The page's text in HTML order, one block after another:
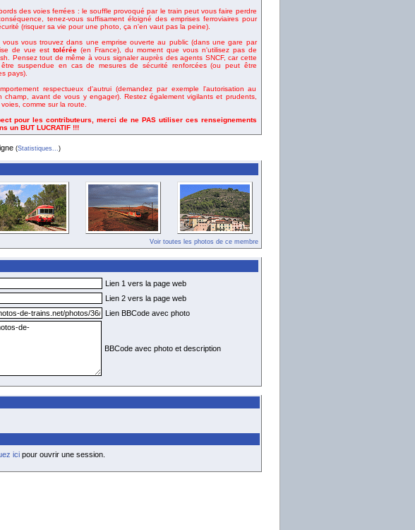
des voies ferrées : le souffle provoqué par le train peut vous faire perdre
tenez-vous suffisament éloigné des emprises ferroviaires pour
(risquer sa vie pour une photo, ça n'en vaut pas la peine).
vous trouvez dans une emprise ouverte au public (dans une gare par
de vue est tolérée(en France), du moment que vous n'utilisez pas de
Pensez tout de même à vous signaler auprès des agents SNCF, car cette
suspendue en cas de mesures de sécurité renforcées (ou peut être
pays).
respectueux d'autrui (demandez par exemple l'autorisation au
champ, avant de vous y engager). Restez également vigilants et prudents,
comme sur la route.
pour les contributeurs, merci de ne PAS utiliser ces renseignements
un BUT LUCRATIF !!!
(Statistiques...)
Voir toutes les photos de ce membre
Lien 1 vers la page web
Lien 2 vers la page web
Lien BBCode avec photo
BBCode avec photo et description
ici pour ouvrir une session.